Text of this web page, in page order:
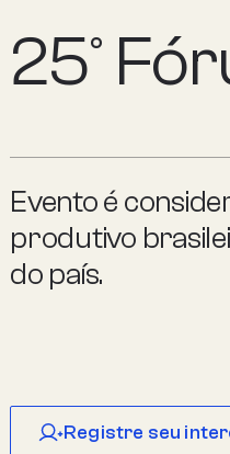
25°
Evento é
produtivo
do país.
Registre seu